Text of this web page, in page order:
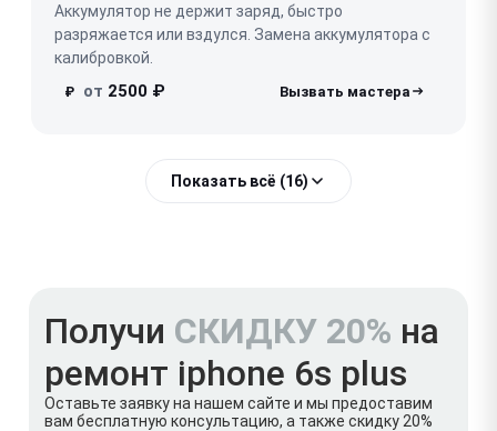
Аккумулятор не держит заряд, быстро
разряжается или вздулся. Замена аккумулятора с
калибровкой.
₽ от 2500 ₽
Показать всё (16)
Получи СКИДКУ 20% на
ремонт iphone 6s plus
Оставьте заявку на нашем сайте и мы предоставим
вам бесплатную консультацию, а также скидку 20%